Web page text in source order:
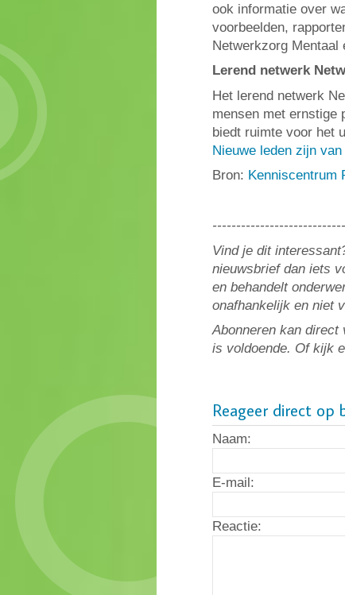
ook informatie over
voorbeelden,
Netwerkzorg Mentaal
Lerend netwerk
Het lerend netwerk
mensen met ernstige
biedt ruimte voor het
Nieuwe leden zijn
Bron: Kenniscentrum
Vind je dit
nieuwsbrief dan iets
en behandelt
onafhankelijk en niet
Abonneren kan direct
is voldoende. Of kijk
Reageer direct op
Naam:
E-mail:
Reactie: